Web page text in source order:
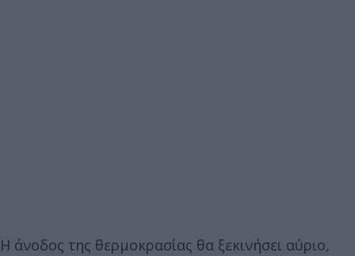
Η άνοδος της θερμοκρασίας θα ξεκινήσει αύριο,